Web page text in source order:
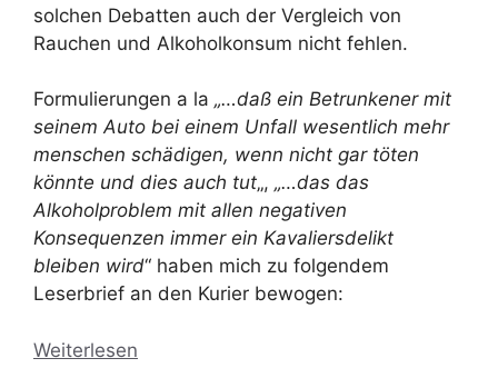
solchen Debatten auch der Vergleich von
Rauchen und Alkoholkonsum nicht fehlen.
Formulierungen a la „…daß ein Betrunkener mit
seinem Auto bei einem Unfall wesentlich mehr
menschen schädigen, wenn nicht gar töten
könnte und dies auch tut„, „…das das
Alkoholproblem mit allen negativen
Konsequenzen immer ein Kavaliersdelikt
bleiben wird“ haben mich zu folgendem
Leserbrief an den Kurier bewogen:
Weiterlesen